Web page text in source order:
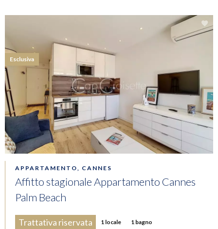
APPARTAMENTO, CANNES
Affitto stagionale Appartamento Cannes
Palm Beach
Trattativa riservata 1 locale 1 bagno
Esclusiva